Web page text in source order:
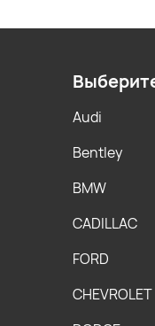
Audi
Bentley
BMW
CADILLAC
FORD
CHEVROLET